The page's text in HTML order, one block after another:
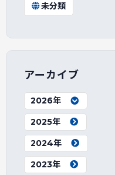
未分類
アーカイブ
2026年
2025年
2024年
2023年